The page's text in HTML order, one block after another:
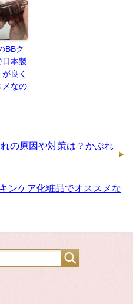
BBク
日本製
良く
メなの
の原因や対策は？かぶれ
ンケア化粧品でオススメな